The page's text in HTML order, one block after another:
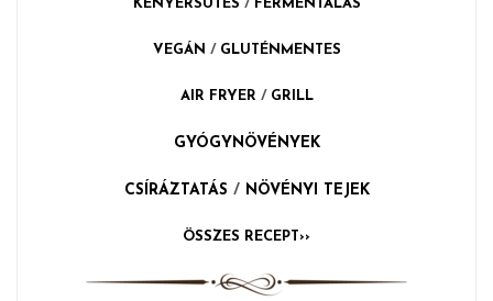
KENYÉRSÜTÉS / FERMENTÁLÁS
VEGÁN / GLUTÉNMENTES
AIR FRYER / GRILL
GYÓGYNÖVÉNYEK
CSÍRÁZTATÁS / NÖVÉNYI TEJEK
ÖSSZES RECEPT››